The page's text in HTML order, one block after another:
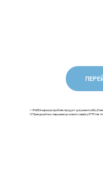
✅ iFinEDI наразі розробляє продукт документообігу
💡Приєднуйтесь першими до нового сервісу ЕТТН: як